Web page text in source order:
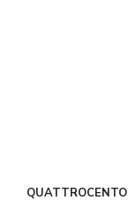
QUATTROCENTO